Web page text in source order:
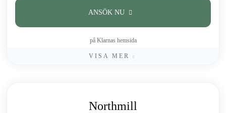
ANSÖK NU
på Klarnas hemsida
VISA MER
Northmill